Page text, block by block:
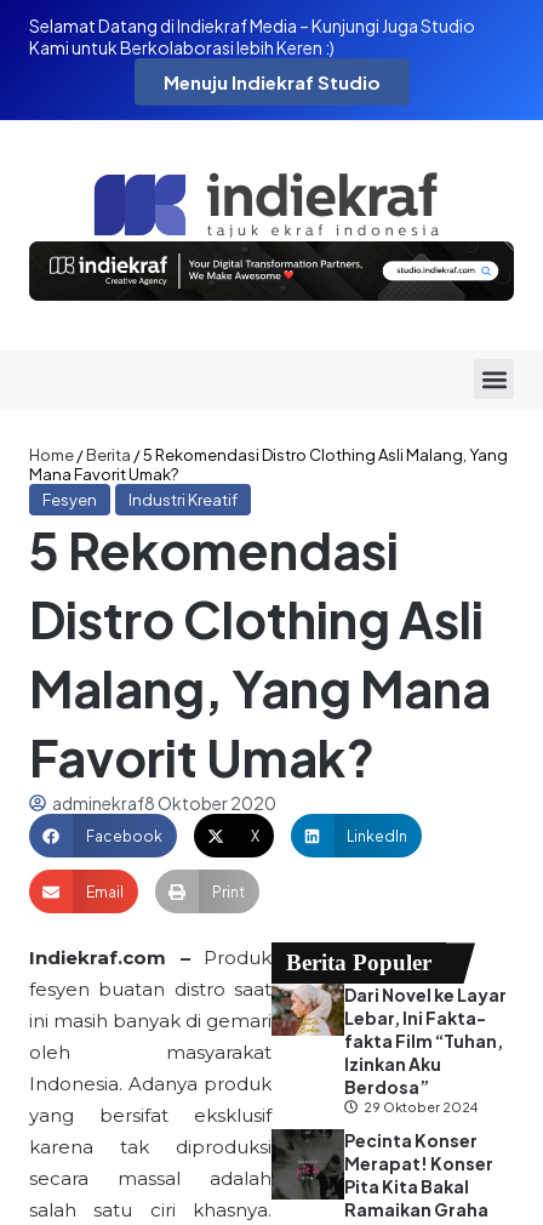
Selamat Datang di Indiekraf Media – Kunjungi Juga Studio
Kami untuk Berkolaborasi lebih Keren :)
Menuju Indiekraf Studio
Home/Berita /5 Rekomendasi Distro Clothing Asli Malang, Yang
Mana Favorit Umak?
Fesyen
Industri Kreatif
5 Rekomendasi
Distro Clothing Asli
Malang, Yang Mana
Favorit Umak?
adminekraf8 Oktober 2020
Facebook X LinkedIn
Email Print
Indiekraf.com –Produk
fesyen buatan distro saat
ini masih banyak di gemari
oleh masyarakat
Indonesia. Adanya produk
yang bersifat eksklusif
karena tak diproduksi
secara massal adalah
salah satu ciri khasnya.
Berita Populer
Dari Novel ke Layar
Lebar, Ini Fakta-
fakta Film “Tuhan,
Izinkan Aku
Berdosa”
29 Oktober 2024
Pecinta Konser
Merapat! Konser
Pita Kita Bakal
Ramaikan Graha